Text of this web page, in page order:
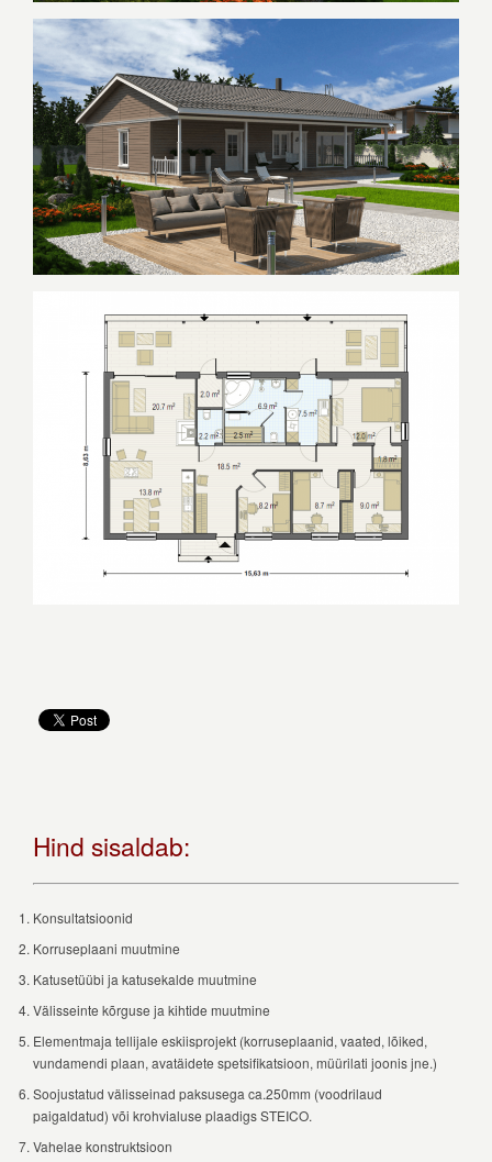
Hind sisaldab:
Konsultatsioonid
Korruseplaani muutmine
Katusetüübi ja katusekalde muutmine
Välisseinte kõrguse ja kihtide muutmine
Elementmaja tellijale eskiisprojekt (korruseplaanid, vaated, lõiked,
vundamendi plaan, avatäidete spetsifikatsioon, müürilati joonis jne.)
Soojustatud välisseinad paksusega ca.250mm (voodrilaud
paigaldatud) või krohvialuse plaadigs STEICO.
Vahelae konstruktsioon